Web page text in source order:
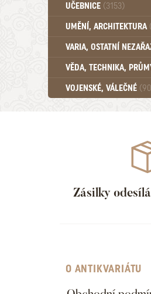
UČEBNICE (3153)
Učebnice - Jazykové
Učebnice - VŠ (259)
Učebnice - ZŠ (556)
Učebnice - Ostatní (499)
UMĚNÍ, ARCHITEKTURA
VARIA, OSTATNÍ
VĚDA, TECHNIKA,
VOJENSKÉ, VÁLEČNÉ
Zásilky
O ANTIKVARIÁTU